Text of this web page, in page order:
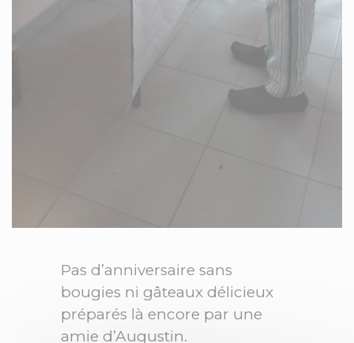
Pas d’anniversaire sans
bougies ni gâteaux délicieux
préparés là encore par une
amie d’Augustin.